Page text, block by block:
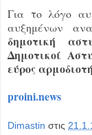
Για το λόγο
αυξημένων
δημοτική
Δημοτικοί
εύρος
proini.news
Dimastin στις